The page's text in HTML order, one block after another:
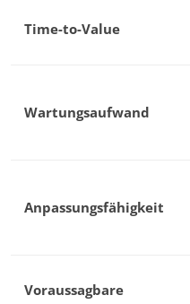
Time-to-Value
Wartungsaufwand
Anpassungsfähigkeit
Voraussagbare